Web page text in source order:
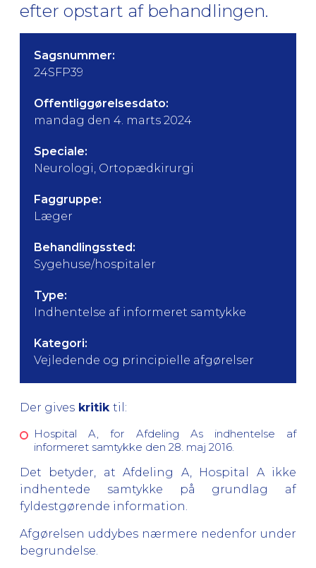
efter opstart af behandlingen.
Sagsnummer:
24SFP39
Offentliggørelsesdato:
mandag den 4. marts 2024
Speciale:
Neurologi, Ortopædkirurgi
Faggruppe:
Læger
Behandlingssted:
Sygehuse/hospitaler
Type:
Indhentelse af informeret samtykke
Kategori:
Vejledende og principielle afgørelser
Der gives kritik til:
Hospital A, for Afdeling As indhentelse af
informeret samtykke den 28. maj 2016.
Det betyder, at Afdeling A, Hospital A ikke
indhentede samtykke på grundlag af
fyldestgørende information.
Afgørelsen uddybes nærmere nedenfor under
begrundelse.